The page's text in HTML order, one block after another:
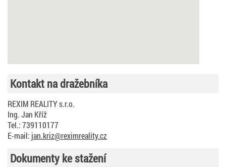
Kontakt na dražebníka
REXIM REALITY s.r.o.
Ing. Jan Kříž
Tel.: 739110177
E-mail: jan.kriz@reximreality.cz
Dokumenty ke stažení